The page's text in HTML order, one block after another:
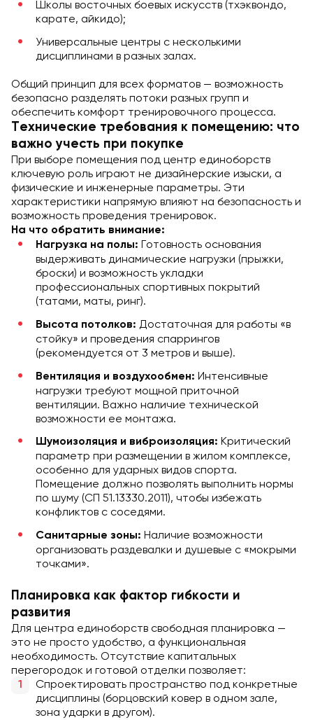
Школы восточных боевых искусств (тхэквондо,
карате, айкидо);
Универсальные центры с несколькими
дисциплинами в разных залах.
Общий принцип для всех форматов — возможность
безопасно разделять потоки разных групп и
обеспечить комфорт тренировочного процесса.
Технические требования к помещению: что
важно учесть при покупке
При выборе помещения под центр единоборств
ключевую роль играют не дизайнерские изыски, а
физические и инженерные параметры. Эти
характеристики напрямую влияют на безопасность и
возможность проведения тренировок.
На что обратить внимание:
Нагрузка на полы: Готовность основания
выдерживать динамические нагрузки (прыжки,
броски) и возможность укладки
профессиональных спортивных покрытий
(татами, маты, ринг).
Высота потолков: Достаточная для работы «в
стойку» и проведения спаррингов
(рекомендуется от 3 метров и выше).
Вентиляция и воздухообмен: Интенсивные
нагрузки требуют мощной приточной
вентиляции. Важно наличие технической
возможности ее монтажа.
Шумоизоляция и виброизоляция: Критический
параметр при размещении в жилом комплексе,
особенно для ударных видов спорта.
Помещение должно позволять выполнить нормы
по шуму (СП 51.13330.2011), чтобы избежать
конфликтов с соседями.
Санитарные зоны: Наличие возможности
организовать раздевалки и душевые с «мокрыми
точками».
Планировка как фактор гибкости и
развития
Для центра единоборств свободная планировка —
это не просто удобство, а функциональная
необходимость. Отсутствие капитальных
перегородок и готовой отделки позволяет:
Спроектировать пространство под конкретные
дисциплины (борцовский ковер в одном зале,
зона ударки в другом).